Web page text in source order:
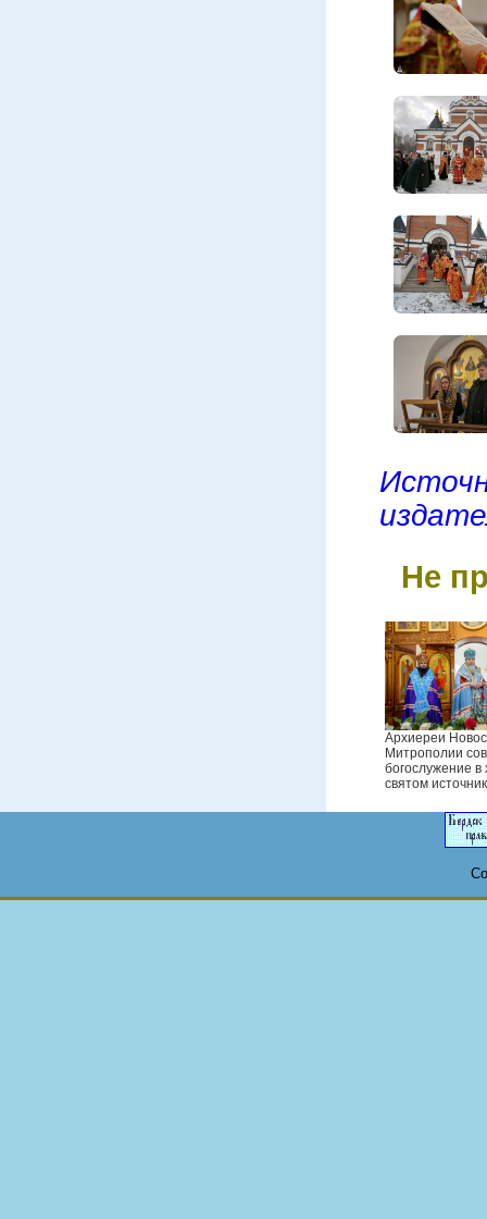
Не
Архиереи
Митрополии
богослужение в
святом